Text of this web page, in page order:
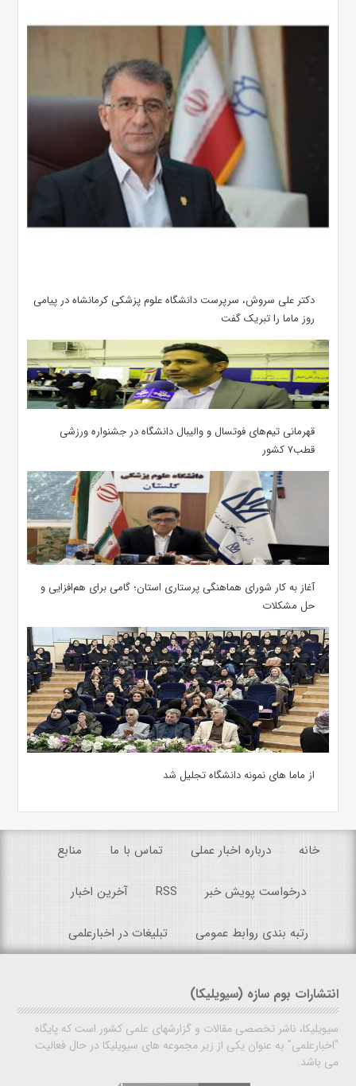
دکتر علی سروش، سرپرست دانشگاه علوم پزشکی کرمانشاه در پیامی
روز ماما را تبریک گفت
قهرمانی تیم‌های فوتسال و والیبال دانشگاه در جشنواره ورزشی
قطب۷ کشور
آغاز به کار شورای هماهنگی پرستاری استان؛ گامی برای هم‌افزایی و
حل مشکلات
از ماما های نمونه دانشگاه تجلیل شد
خانه درباره اخبار عملی تماس با ما منابع
درخواست پویش خبر RSS آخرین اخبار
رتبه بندی روابط عمومی تبلیغات در اخبارعلمی
انتشارات بوم سازه (سیویلیکا)
سیویلیکا، ناشر تخصصی مقالات و گزارشهای علمی کشور است که پایگاه
"اخبارعلمی" به عنوان یکی از زیر مجموعه های سیویلیکا در حال فعالیت
می باشد.